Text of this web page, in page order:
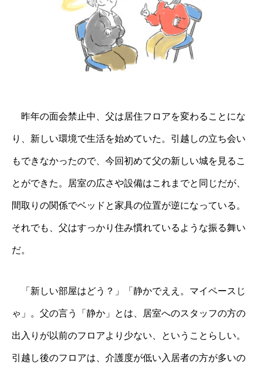
昨年の面会禁止中、父は居住フロアを変わることにな
り、新しい環境で生活を始めていた。引越しの立ち会い
もできなかったので、今回初めて父の新しい城を見るこ
とができた。居室の広さや設備はこれまでと同じだが、
間取りの関係でベッドと家具の位置が逆になっている。
それでも、父はすっかり住み慣れているような振る舞い
だ。
「新しい部屋はどう？」「静かでええ。マイペースじ
ゃ」。父の言う「静か」とは、居室へのスタッフの方の
出入りが以前のフロアより少ない、ということらしい。
引越し後のフロアは、介護度が低い入居者の方が多いの